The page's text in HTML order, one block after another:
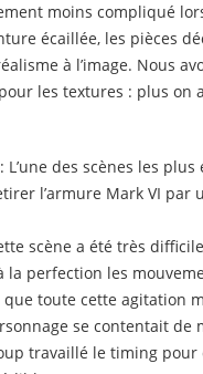
moins compliqué
écaillée, les pièces
à l’image. Nous
les textures : plus on
: L’une des scènes les
l’armure Mark VI par
scène a été très
la perfection les
que toute cette agitation
se contentait de
travaillé le timing